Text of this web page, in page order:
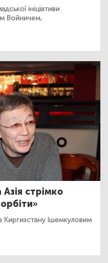
ініціативи
Войничем.
стрімко
Киргизстану Ішемкуловим